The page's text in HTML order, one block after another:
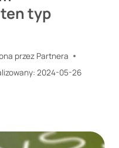
typ
przez Partnera
2024-05-26